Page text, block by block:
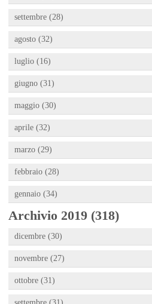
settembre (28)
agosto (32)
luglio (16)
giugno (31)
maggio (30)
aprile (32)
marzo (29)
febbraio (28)
gennaio (34)
Archivio 2019 (318)
dicembre (30)
novembre (27)
ottobre (31)